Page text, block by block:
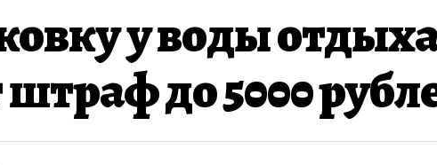
у воды
штраф до 5000